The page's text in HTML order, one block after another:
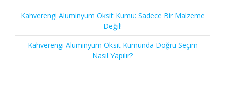
Kahverengi Aluminyum Oksit Kumu: Sadece Bir Malzeme
Değil!
Kahverengi Aluminyum Oksit Kumunda Doğru Seçim
Nasıl Yapılır?